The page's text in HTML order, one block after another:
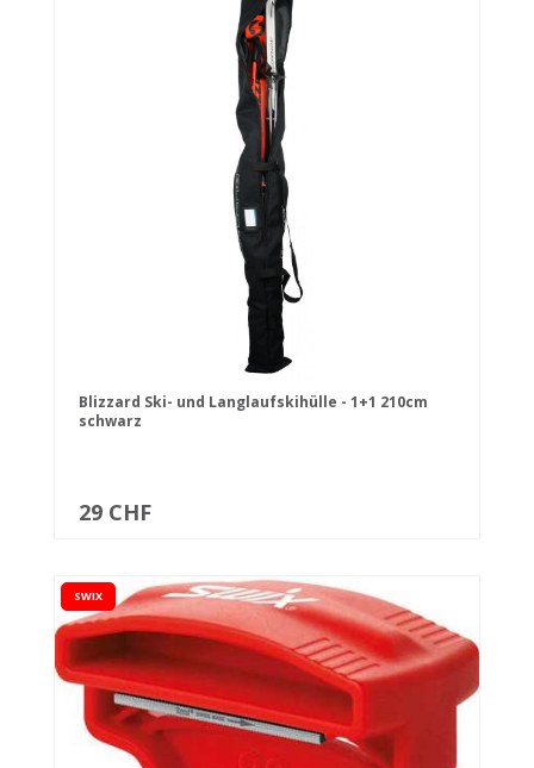
Blizzard Ski- und Langlaufskihülle - 1+1 210cm
schwarz
29 CHF
SWIX